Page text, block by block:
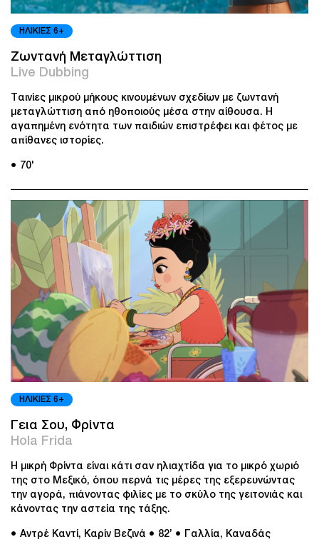
ΗΛΙΚΙΕΣ 6+
Ζωντανή Μεταγλώττιση
Live Dubbing
Ταινίες μικρού μήκους κινουμένων σχεδίων με ζωντανή
μεταγλώττιση από ηθοποιούς μέσα στην αίθουσα. Η
αγαπημένη ενότητα των παιδιών επιστρέφει και φέτος με
απίθανες ιστορίες.
● 70'
ΗΛΙΚΙΕΣ 6+
Γεια Σου, Φρίντα
Hola Frida
Η μικρή Φρίντα είναι κάτι σαν ηλιαχτίδα για το μικρό χωριό
της στο Μεξικό, όπου περνά τις μέρες της εξερευνώντας
την αγορά, πιάνοντας φιλίες με το σκύλο της γειτονιάς και
κάνοντας την αστεία της τάξης.
● Αντρέ Καντί, Καρίν Βεζινά ● 82’ ● Γαλλία, Καναδάς